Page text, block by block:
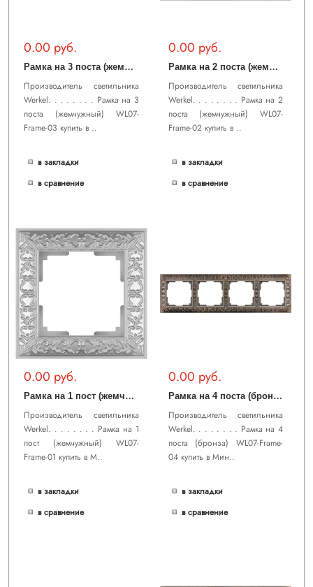
0.00 руб.
Р
амка на 3 поста (жемчужный) WL07-Frame-03
Производитель светильника
Werkel. . . . . . . . Рамка на 3
поста (жемчужный) WL07-
Frame-03 купить в ..
в закладки
в сравнение
0.00 руб.
Р
амка на 2 поста (жемчужный) WL07-Frame-02
Производитель светильника
Werkel. . . . . . . . Рамка на 2
поста (жемчужный) WL07-
Frame-02 купить в ..
в закладки
в сравнение
0.00 руб.
Р
амка на 1 пост (жемчужный) WL07-Frame-01
Производитель светильника
Werkel. . . . . . . . Рамка на 1
пост (жемчужный) WL07-
Frame-01 купить в М..
в закладки
в сравнение
0.00 руб.
Р
амка на 4 поста (бронза) WL07-Frame-04
Производитель светильника
Werkel. . . . . . . . Рамка на 4
поста (бронза) WL07-Frame-
04 купить в Мин..
в закладки
в сравнение